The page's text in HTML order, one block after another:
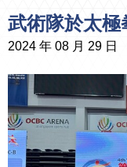
武術隊於太極
2024 年 08 月 29 日